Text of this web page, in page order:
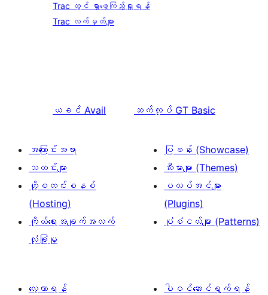
Trac တွင် ရှာဖွေကြည့်ရှုရန်
Trac လက်မှတ်များ
ယခင် Avail ဆက်လုပ် GT Basic
အကြောင်းအရာ
သတင်းများ
ဟို့စတင်းစနစ်
(Hosting)
ကိုယ်ရေးအချက်အလက်
လုံခြုံမှု
ပြခန်း (Showcase)
သီးမားများ (Themes)
ပလပ်အင်များ
(Plugins)
ပုံစံငယ်များ (Patterns)
လေ့လာရန်
ပါဝင်ဆောင်ရွက်ရန်